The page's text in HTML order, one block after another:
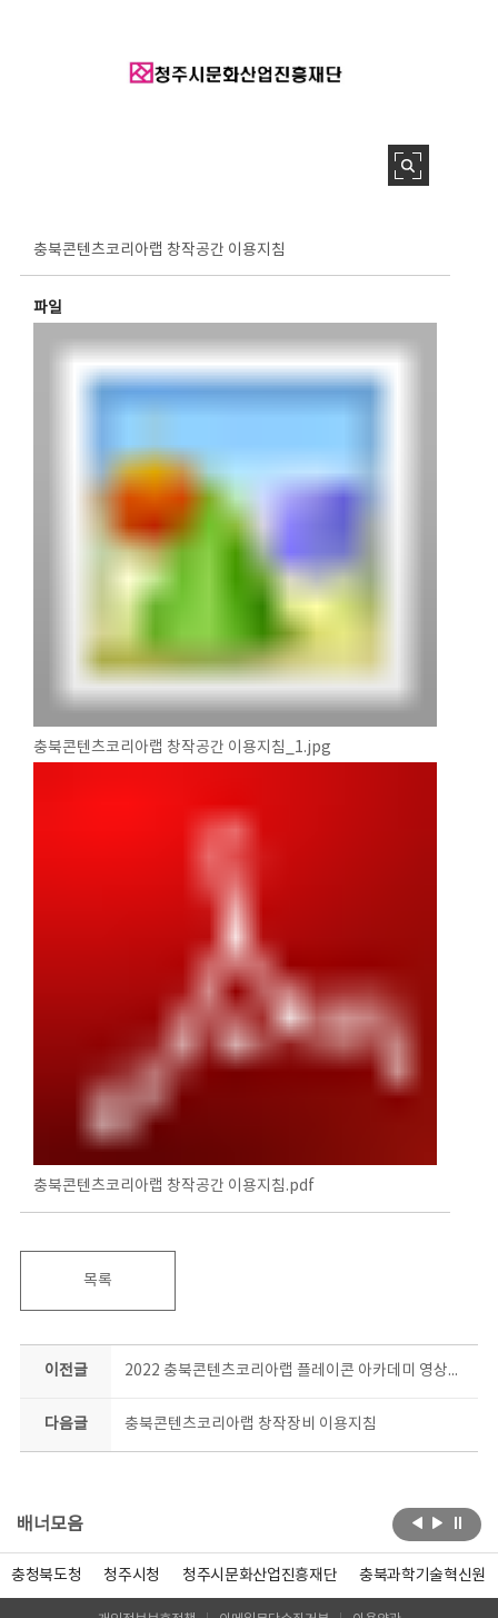
충북콘텐츠코리아랩 창작공간 이용지침
파일
충북콘텐츠코리아랩 창작공간 이용지침_1.jpg
충북콘텐츠코리아랩 창작공간 이용지침.pdf
목록
이전글 2022 충북콘텐츠코리아랩 플레이콘 아카데미 영상공모전 숏폼 트랙영상 추가 모집
다음글 충북콘텐츠코리아랩 창작장비 이용지침
배너모음
충청북도청 청주시청 청주시문화산업진흥재단 충북과학기술혁신원